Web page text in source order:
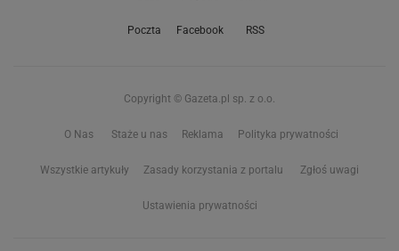
Poczta Facebook RSS
Copyright © Gazeta.pl sp. z o.o.
O Nas Staże u nas Reklama Polityka prywatności
Wszystkie artykuły Zasady korzystania z portalu Zgłoś uwagi
Ustawienia prywatności